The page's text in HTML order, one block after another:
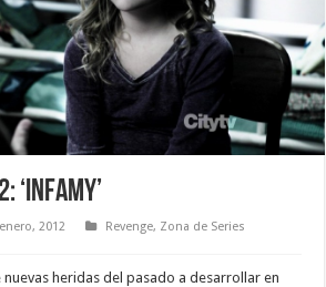
‘Infamy’
2012 Revenge, Zona de Series
heridas del pasado a desarrollar en